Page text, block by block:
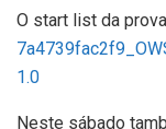
O start list da
1.0
Neste sábado